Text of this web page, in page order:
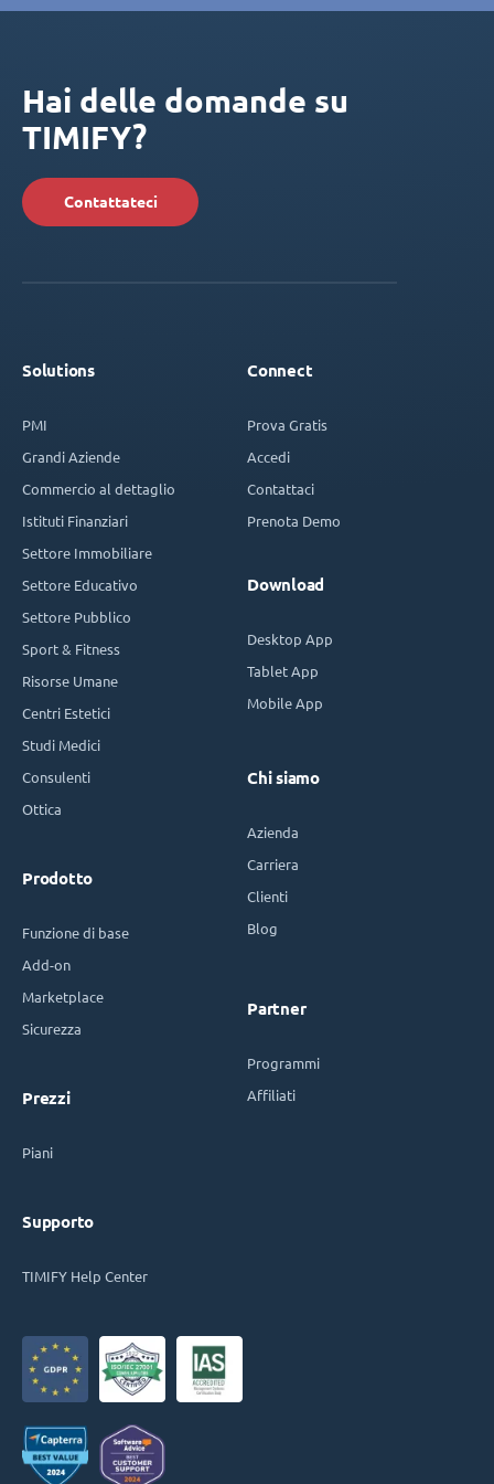
Hai delle domande su
TIMIFY?
Contattateci
Solutions
PMI
Grandi Aziende
Commercio al dettaglio
Istituti Finanziari
Settore Immobiliare
Settore Educativo
Settore Pubblico
Sport & Fitness
Risorse Umane
Centri Estetici
Studi Medici
Consulenti
Ottica
Prodotto
Funzione di base
Add-on
Marketplace
Sicurezza
Prezzi
Piani
Supporto
TIMIFY Help Center
Connect
Prova Gratis
Accedi
Contattaci
Prenota Demo
Download
Desktop App
Tablet App
Mobile App
Chi siamo
Azienda
Carriera
Clienti
Blog
Partner
Programmi
Affiliati